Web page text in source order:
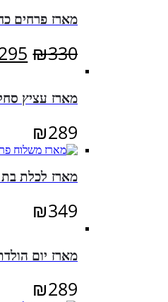
מארז פרחים
₪330
מארז עציץ
₪289
מארז לכלת בת
₪349
מארז יום
₪289